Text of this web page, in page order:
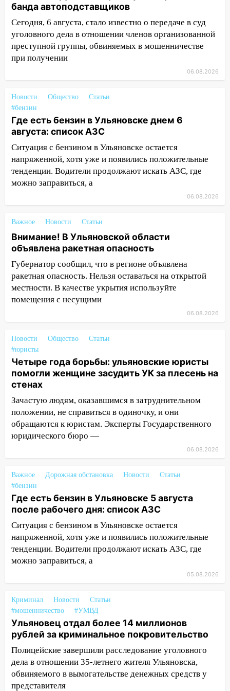
повысят зарплату
14:01 Инсценировали ДТП и получили
более 4,6 миллиона рублей: перед
судом предстанет банда
автоподставщиков
13:00
В суде защитили репутацию
мужчины, которого необоснованно
обвиняли в жестоком обращении с
животными
12:28 Миллион на «льготниках»: в
Ульяновской области перевозчик
провернул хитрую схему с чужими
проездными
120 тысяч долга
11:49 Снят режим «Ракетная
опасность» на территории Ульяновской
области
11:30 Кабмин РФ разрешил до 1 июля
2027 года импорт, выпуск и обращение
бензина Евро 2, Евро 3, Евро 4
врезался в забор
10:27
днем 6 августа: список АЗС
10:16
10:00 В Старомайнском районе утонул
51-летний мужчина
09:50
В Ульяновске черный коршун
09:44
Ульяновские спасатели помогли
юному велосипедисту на улице
Чернышевского
08:21 В Заволжском районе украли два
велосипеда
07:18 В Ульяновск идет
тридцатиградусная жара: какая будет
погода в четверг
юристы помогли женщине засудить УК
за плесень на стенах
05:00 Кому 6 августа звезды сулят
прибыль, а кому — испытания на
прочность
05.08.2026
22:58 Соцсети: на проспекте Тюленева
банда автоподставщиков
Сегодня, 6 августа, стало известно о передаче в суд
уголовного дела в отношении членов организованной
преступной группы, обвиняемых в мошенничестве
при получении
06.08.2026
Новости Общество
Статьи
#бензин
Где есть бензин в Ульяновске днем 6
августа: список АЗС
Ситуация с бензином в Ульяновске остается
напряженной, хотя уже и появились положительные
тенденции. Водители продолжают искать АЗС, где
можно заправиться, а
06.08.2026
Важное Новости Статьи
Внимание! В Ульяновской области
объявлена ракетная опасность
Губернатор сообщил, что в регионе объявлена
ракетная опасность. Нельзя оставаться на открытой
местности. В качестве укрытия используйте
помещения с несущими
06.08.2026
Новости Общество
Статьи
#юристы
Четыре года борьбы: ульяновские юристы
помогли женщине засудить УК за плесень на
стенах
Зачастую людям, оказавшимся в затруднительном
положении, не справиться в одиночку, и они
обращаются к юристам. Эксперты Государственного
юридического бюро —
06.08.2026
Важное Дорожная обстановка Новости
Статьи
#бензин
Где есть бензин в Ульяновске 5 августа
после рабочего дня: список АЗС
Ситуация с бензином в Ульяновске остается
напряженной, хотя уже и появились положительные
тенденции. Водители продолжают искать АЗС, где
можно заправиться, а
05.08.2026
Криминал Новости
Статьи
#мошенничество
#УМВД
Ульяновец отдал более 14 миллионов
рублей за криминальное покровительство
Полицейские завершили расследование уголовного
дела в отношении 35-летнего жителя Ульяновска,
обвиняемого в вымогательстве денежных средств у
представителя